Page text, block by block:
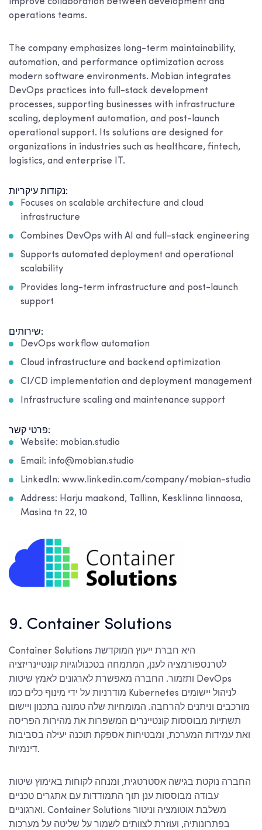
operations teams.
The company emphasizes long-term maintainability,
automation, and performance optimization across
modern software environments. Mobian integrates
DevOps practices into full-stack development
processes, supporting businesses with infrastructure
scaling, deployment automation, and post-launch
operational support. Its solutions are designed for
organizations in industries such as healthcare, fintech,
logistics, and enterprise IT.
נקודות עיקריות:
Focuses on scalable architecture and cloud
infrastructure
Combines DevOps with AI and full-stack engineering
Supports automated deployment and operational
scalability
Provides long-term infrastructure and post-launch
support
שירותים:
DevOps workflow automation
Cloud infrastructure and backend optimization
CI/CD implementation and deployment management
Infrastructure scaling and maintenance support
פרטי קשר:
Website: mobian.studio
Email: info@mobian.studio
LinkedIn: www.linkedin.com/company/mobian-studio
Address: Harju maakond, Tallinn, Kesklinna linnaosa,
Masina tn 22, 10
9. Container Solutions
Container Solutions היא חברת ייעוץ המוקדשת
לטרנספורמציה לענן, המתמחה בטכנולוגיות קונטיינריזציה
ותזמור. החברה מאפשרת לארגונים לאמץ שיטות DevOps
מודרניות על ידי מינוף כלים כמו Kubernetes לניהול יישומים
מורכבים וניתנים להרחבה. המומחיות שלה טמונה בתכנון ויישום
תשתיות מבוססות קונטיינרים המשפרות את מהירות הפריסה
ואת עמידות המערכת, ומבטיחות אספקת תוכנה יעילה בסביבות
דינמיות.
החברה נוקטת בגישה אסטרטגית, ומנחה לקוחות באימוץ שיטות
עבודה מבוססות ענן תוך התמודדות עם אתגרים טכניים
וארגוניים. Container Solutions משלבת אוטומציה וניטור
בפתרונותיה, ועוזרת לצוותים לשמור על שליטה על מערכות